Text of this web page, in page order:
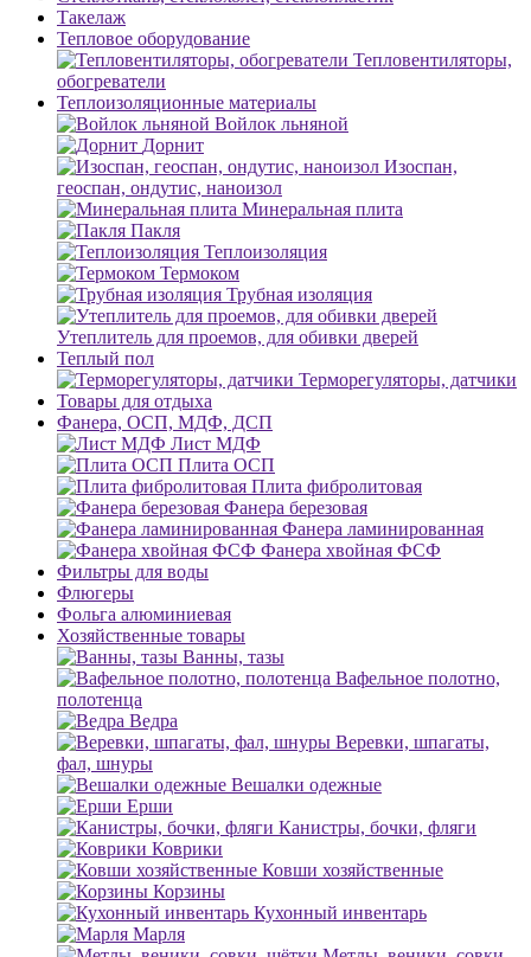
Такелаж
Тепловое оборудование
Тепловентиляторы,
обогреватели
Теплоизоляционные материалы
Войлок льняной
Дорнит
Изоспан,
геоспан, ондутис, наноизол
Минеральная плита
Пакля
Теплоизоляция
Термоком
Трубная изоляция
Утеплитель для проемов, для обивки дверей
Теплый пол
Терморегуляторы, датчики
Товары для отдыха
Фанера, ОСП, МДФ, ДСП
Лист МДФ
Плита ОСП
Плита фибролитовая
Фанера березовая
Фанера ламинированная
Фанера хвойная ФСФ
Фильтры для воды
Флюгеры
Фольга алюминиевая
Хозяйственные товары
Ванны, тазы
Вафельное полотно,
полотенца
Ведра
Веревки, шпагаты,
фал, шнуры
Вешалки одежные
Ерши
Канистры, бочки, фляги
Коврики
Ковши хозяйственные
Корзины
Кухонный инвентарь
Марля